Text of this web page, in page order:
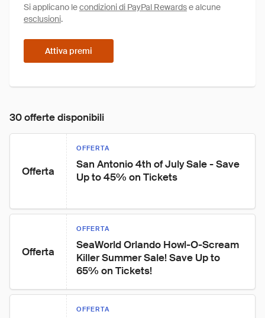
Si applicano lecondizioni di PayPal Rewardse alcune
esclusioni.
Attiva premi
30 offerte disponibili
Offerta
OFFERTA
San Antonio 4th of July Sale - Save
Up to 45% on Tickets
Offerta
OFFERTA
SeaWorld Orlando Howl-O-Scream
Killer Summer Sale! Save Up to
65% on Tickets!
OFFERTA